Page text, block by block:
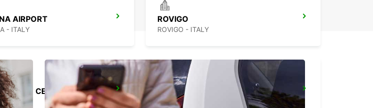
AIRPORT
- ITALY
ROVIGO
ROVIGO - ITALY
CITY CENTER
ITALY
FLORENCE AIRPORT
FIRENZE - ITALY